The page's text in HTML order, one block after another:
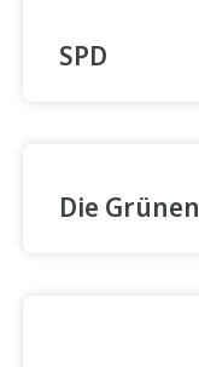
SPD
Die Grünen